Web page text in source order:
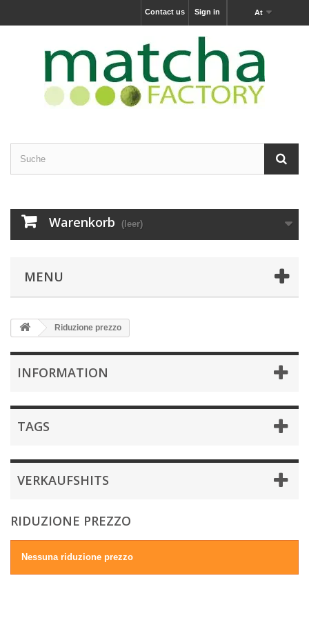
At
Sign in
Contact us
Warenkorb (leer)
MENU
Riduzione prezzo
INFORMATION
TAGS
VERKAUFSHITS
RIDUZIONE PREZZO
Nessuna riduzione prezzo